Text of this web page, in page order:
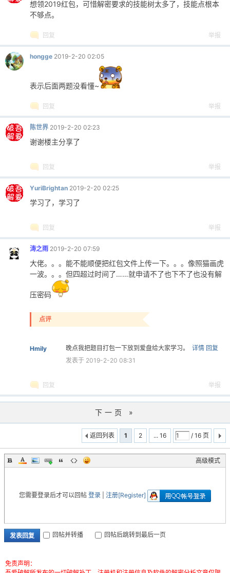
想领2019红包，可惜解密要求的技能树太多了，技能点根本
不够点。
回复 举报
hongge 2019-2-20 02:05
表示后面两题没看懂~
回复 举报
陈世界 2019-2-20 02:23
谢谢楼主分享了
回复 举报
YuriBrightan 2019-2-20 02:25
学习了，学习了
回复 举报
涛之雨 2019-2-20 07:59
大佬。。。能不能顺便把红包文件上传一下。。。像照猫画虎
一波。。。但四超过时间了……就申请不了也下不了也没有解
压密码
点评
Hmily 晚点我把题目打包一下放到爱盘给大家学习。 详情 回复
发表于 2019-2-20 08:31
回复 举报
下一页 »
1 2 ... 16 / 16 页
返回列表
高级模式
您需要登录后才可以回帖 登录 注册[Register]
发表回复 回帖并转播 回帖后跳转到最后一页
免责声明：